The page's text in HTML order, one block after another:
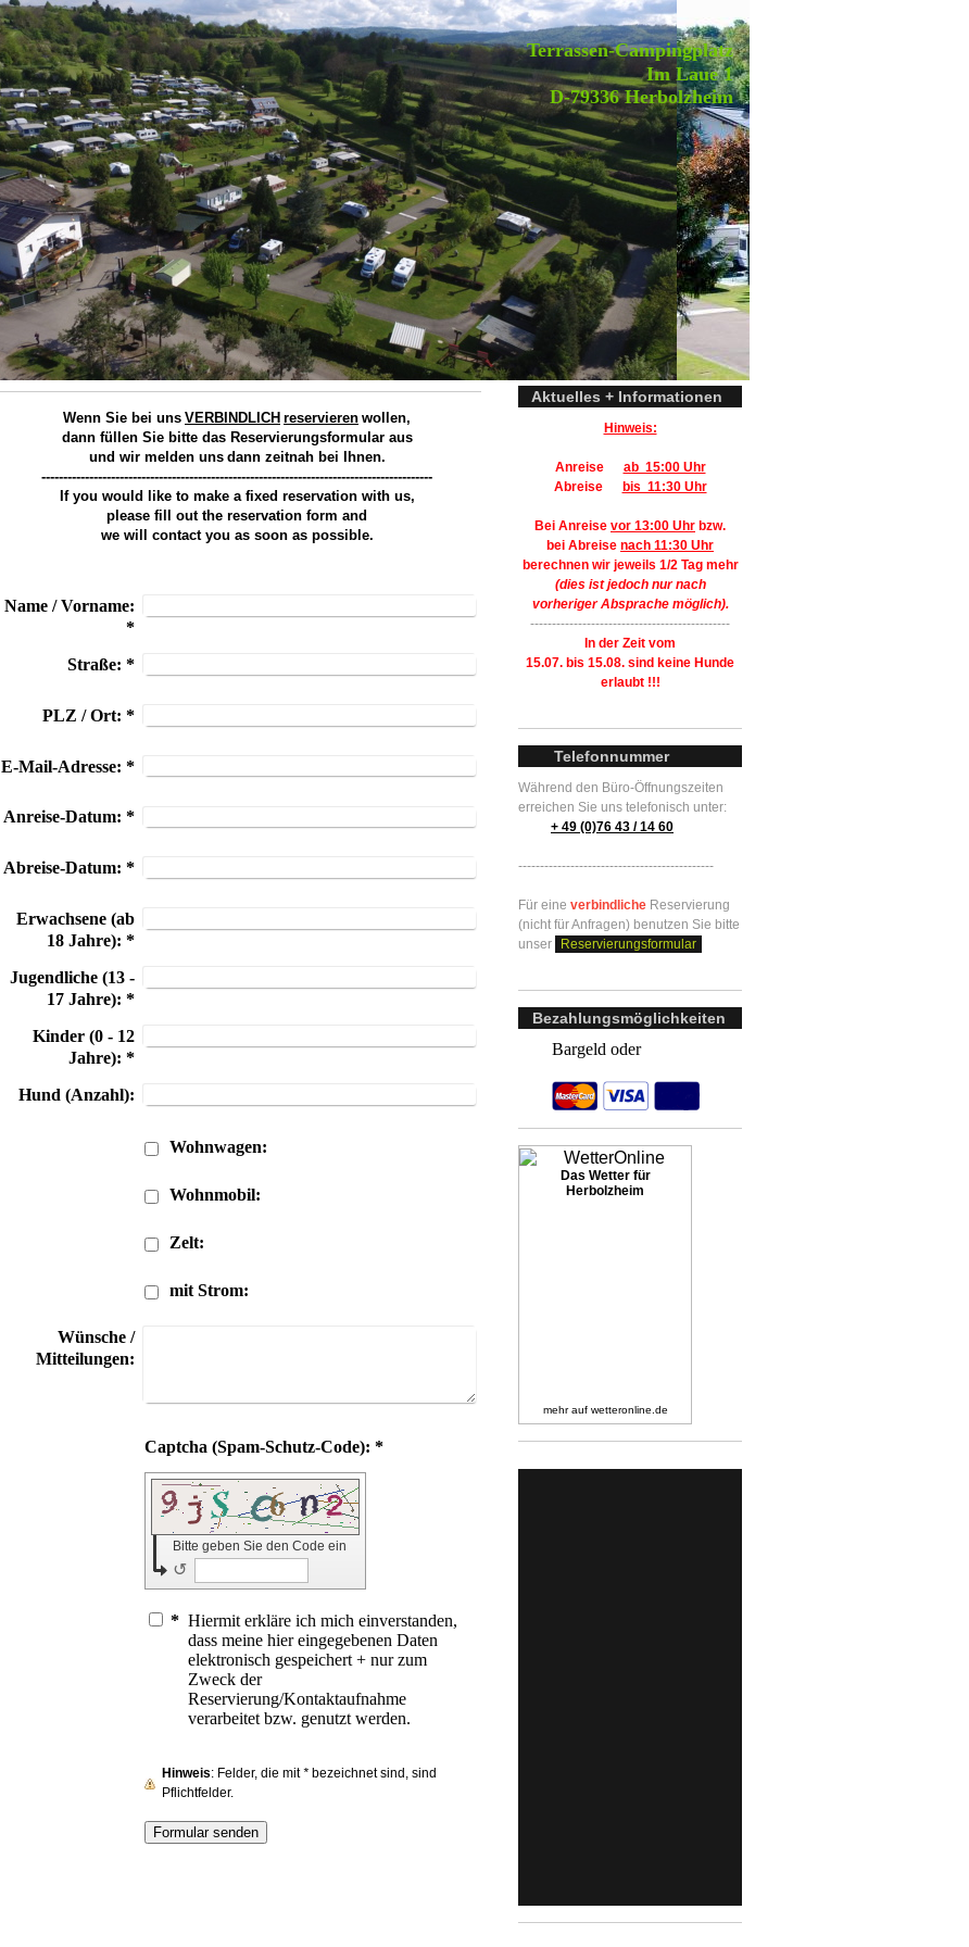
Terrassen-Campingplatz
Im Laue 1
D-79336 Herbolzheim
Wenn Sie bei uns VERBINDLICH reservieren wollen,
dann füllen Sie bitte das Reservierungsformular aus
und wir melden uns dann zeitnah bei Ihnen.
------------------------------------------------------------------------------------------
If you would like to make a fixed reservation with us,
please fill out the reservation form and
we will contact you as soon as possible.
Name / Vorname:
*
Straße: *
PLZ / Ort: *
E-Mail-Adresse: *
Anreise-Datum: *
Abreise-Datum: *
Erwachsene (ab
18 Jahre): *
Jugendliche (13 -
17 Jahre): *
Kinder (0 - 12
Jahre): *
Hund (Anzahl):
Wohnwagen:
Wohnmobil:
Zelt:
mit Strom:
Wünsche /
Mitteilungen:
Captcha (Spam-Schutz-Code): *
Bitte geben Sie den Code ein
↺
* Hiermit erkläre ich mich einverstanden,
dass meine hier eingegebenen Daten
elektronisch gespeichert + nur zum
Zweck der
Reservierung/Kontaktaufnahme
verarbeitet bzw. genutzt werden.
Hinweis : Felder, die mit*bezeichnet sind, sind
Pflichtfelder.
Aktuelles + Informationen
Hinweis:
Anreise ab 15:00 Uhr
Abreise
bis 11:30 Uhr
Bei Anreise vor 13:00 Uhr bzw.
bei Abreise nach 11:30 Uhr
berechnen wir jeweils 1/2 Tag mehr
(dies ist jedoch nur nach
vorheriger Absprache möglich).
----------------------------------------------
In der Zeit vom
15.07. bis 15.08. sind keine Hunde
erlaubt !!!
Telefonnummer
Während den Büro-Öffnungszeiten
erreichen Sie uns telefonisch unter:
+ 49 (0)76 43 / 14 60
---------------------------------------------
Für eine verbindliche Reservierung
(nicht für Anfragen) benutzen Sie bitte
unser
Reservierungsformular
Bezahlungsmöglichkeiten
Bargeld oder
Das Wetter für
Herbolzheim
mehr auf wetteronline.de